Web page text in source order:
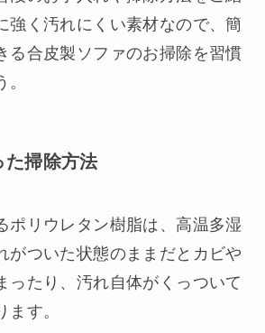
強く汚れにくい素材なので、簡
る合皮製ソファのお掃除を習慣
た掃除方法
ポリウレタン樹脂は、高温多湿
がついた状態のままだとカビや
ったり、汚れ自体がくっついて
ます。